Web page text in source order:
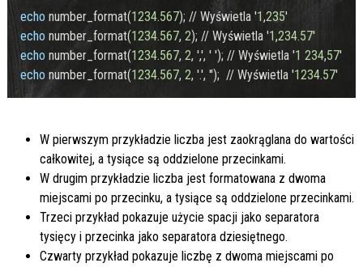
echo number_format(1234.567); // Wyświetla '1,235
echo number_format(1234.567, 2); // Wyświetla '1,234.57'
echo number_format(1234.567, 2, ',', ' '); // Wyświetla '1 234,57
echo number_format(1234.567, 2, '.', '');  // Wyświetla '1234.57
W pierwszym przykładzie liczba jest zaokrąglana do wartości
całkowitej, a tysiące są oddzielone przecinkami.
W drugim przykładzie liczba jest formatowana z dwoma
miejscami po przecinku, a tysiące są oddzielone przecinkami.
Trzeci przykład pokazuje użycie spacji jako separatora
tysięcy i przecinka jako separatora dziesiętnego.
Czwarty przykład pokazuje liczbę z dwoma miejscami po